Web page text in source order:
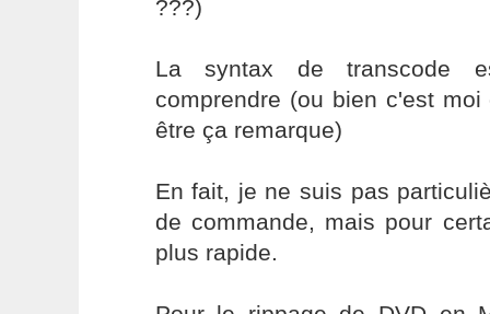
???)
La syntax de transcode
comprendre (ou bien c'est
être ça remarque)
En fait, je ne suis pas
de commande, mais pour
plus rapide.